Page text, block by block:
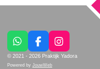
W
h
a
F
a
c
I
n
© 2021 - 2026 Praktijk Yadora
Powered by JouwWeb